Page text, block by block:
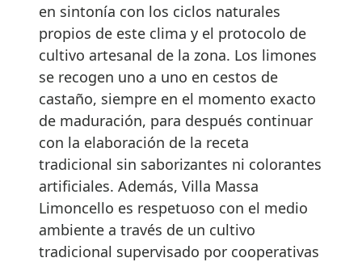
en sintonía con los ciclos naturales
propios de este clima y el protocolo de
cultivo artesanal de la zona. Los limones
se recogen uno a uno en cestos de
castaño, siempre en el momento exacto
de maduración, para después continuar
con la elaboración de la receta
tradicional sin saborizantes ni colorantes
artificiales. Además, Villa Massa
Limoncello es respetuoso con el medio
ambiente a través de un cultivo
tradicional supervisado por cooperativas